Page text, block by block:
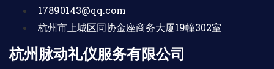
17890143@qq.com
杭州市上城区同协金座商务大厦19幢302室
杭州脉动礼仪服务有限公司